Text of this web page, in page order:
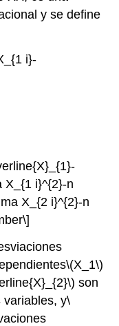
y se define
i}-
X_{1 i}^{2}-n
X_{2 i}^{2}-n
\(X_1\)
son
variables, y\